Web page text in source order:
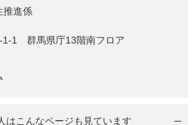
推進係
1-1 群馬県庁13階南フロア
はこんなページも見ています